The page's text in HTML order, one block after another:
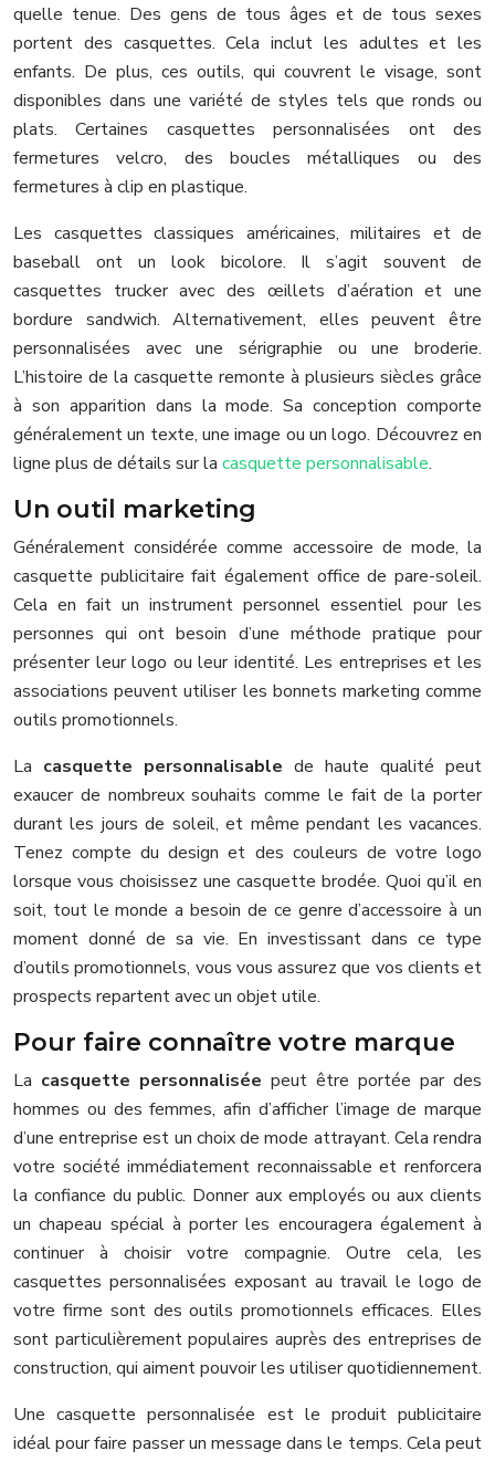
quelle tenue. Des gens de tous âges et de tous sexes
portent des casquettes. Cela inclut les adultes et les
enfants. De plus, ces outils, qui couvrent le visage, sont
disponibles dans une variété de styles tels que ronds ou
plats. Certaines casquettes personnalisées ont des
fermetures velcro, des boucles métalliques ou des
fermetures à clip en plastique.
Les casquettes classiques américaines, militaires et de
baseball ont un look bicolore. Il s’agit souvent de
casquettes trucker avec des œillets d’aération et une
bordure sandwich. Alternativement, elles peuvent être
personnalisées avec une sérigraphie ou une broderie.
L’histoire de la casquette remonte à plusieurs siècles grâce
à son apparition dans la mode. Sa conception comporte
généralement un texte, une image ou un logo. Découvrez en
ligne plus de détails sur la casquette personnalisable.
Un outil marketing
Généralement considérée comme accessoire de mode, la
casquette publicitaire fait également office de pare-soleil.
Cela en fait un instrument personnel essentiel pour les
personnes qui ont besoin d’une méthode pratique pour
présenter leur logo ou leur identité. Les entreprises et les
associations peuvent utiliser les bonnets marketing comme
outils promotionnels.
La casquette personnalisable de haute qualité peut
exaucer de nombreux souhaits comme le fait de la porter
durant les jours de soleil, et même pendant les vacances.
Tenez compte du design et des couleurs de votre logo
lorsque vous choisissez une casquette brodée. Quoi qu’il en
soit, tout le monde a besoin de ce genre d’accessoire à un
moment donné de sa vie. En investissant dans ce type
d’outils promotionnels, vous vous assurez que vos clients et
prospects repartent avec un objet utile.
Pour faire connaître votre marque
La casquette personnalisée peut être portée par des
hommes ou des femmes, afin d’afficher l’image de marque
d’une entreprise est un choix de mode attrayant. Cela rendra
votre société immédiatement reconnaissable et renforcera
la confiance du public. Donner aux employés ou aux clients
un chapeau spécial à porter les encouragera également à
continuer à choisir votre compagnie. Outre cela, les
casquettes personnalisées exposant au travail le logo de
votre firme sont des outils promotionnels efficaces. Elles
sont particulièrement populaires auprès des entreprises de
construction, qui aiment pouvoir les utiliser quotidiennement.
Une casquette personnalisée est le produit publicitaire
idéal pour faire passer un message dans le temps. Cela peut